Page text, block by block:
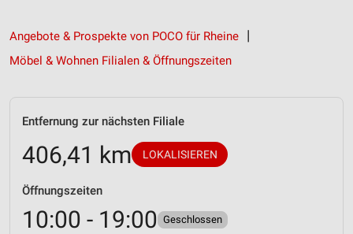
Angebote & Prospekte von POCO für Rheine
Möbel & Wohnen Filialen & Öffnungszeiten
Entfernung zur nächsten Filiale
406,41 km LOKALISIEREN
Öffnungszeiten
10:00 - 19:00 Geschlossen